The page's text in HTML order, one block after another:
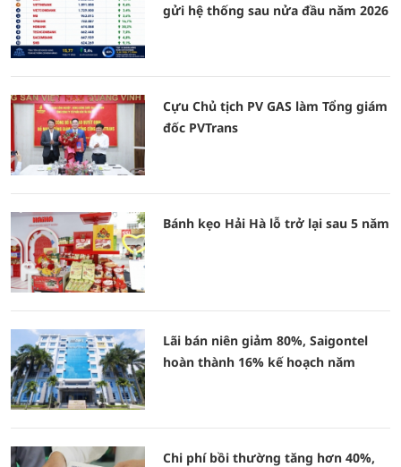
gửi hệ thống sau nửa đầu năm 2026
Cựu Chủ tịch PV GAS làm Tổng giám
đốc PVTrans
Bánh kẹo Hải Hà lỗ trở lại sau 5 năm
Lãi bán niên giảm 80%, Saigontel
hoàn thành 16% kế hoạch năm
Chi phí bồi thường tăng hơn 40%,